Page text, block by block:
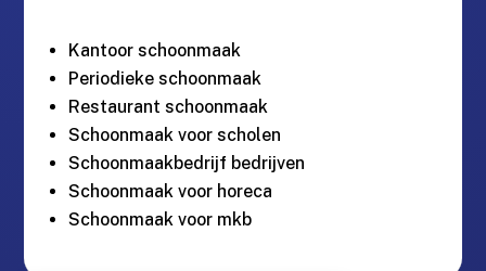
Kantoor schoonmaak
Periodieke schoonmaak
Restaurant schoonmaak
Schoonmaak voor scholen
Schoonmaakbedrijf bedrijven
Schoonmaak voor horeca
Schoonmaak voor mkb